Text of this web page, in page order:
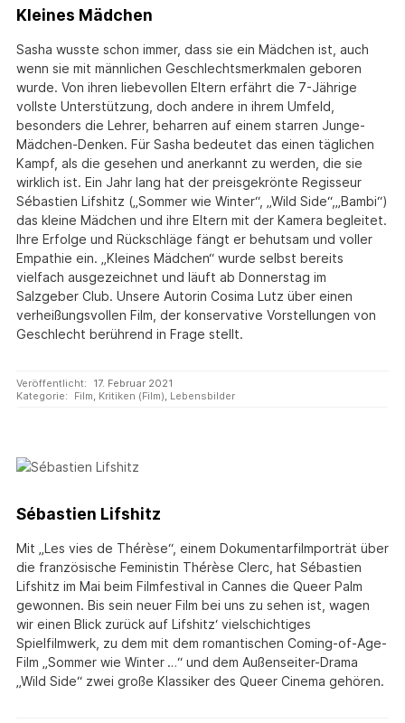
Kleines Mädchen
Sasha wusste schon immer, dass sie ein Mädchen ist, auch
wenn sie mit männlichen Geschlechtsmerkmalen geboren
wurde. Von ihren liebevollen Eltern erfährt die 7-Jährige
vollste Unterstützung, doch andere in ihrem Umfeld,
besonders die Lehrer, beharren auf einem starren Junge-
Mädchen-Denken. Für Sasha bedeutet das einen täglichen
Kampf, als die gesehen und anerkannt zu werden, die sie
wirklich ist. Ein Jahr lang hat der preisgekrönte Regisseur
Sébastien Lifshitz („Sommer wie Winter“, „Wild Side“,„Bambi“)
das kleine Mädchen und ihre Eltern mit der Kamera begleitet.
Ihre Erfolge und Rückschläge fängt er behutsam und voller
Empathie ein. „Kleines Mädchen“ wurde selbst bereits
vielfach ausgezeichnet und läuft ab Donnerstag im
Salzgeber Club. Unsere Autorin Cosima Lutz über einen
verheißungsvollen Film, der konservative Vorstellungen von
Geschlecht berührend in Frage stellt.
Veröffentlicht:
17. Februar 2021
Kategorie:
Film, Kritiken (Film), Lebensbilder
Sébastien Lifshitz
Mit „Les vies de Thérèse“, einem Dokumentarfilmporträt über
die französische Feministin Thérèse Clerc, hat Sébastien
Lifshitz im Mai beim Filmfestival in Cannes die Queer Palm
gewonnen. Bis sein neuer Film bei uns zu sehen ist, wagen
wir einen Blick zurück auf Lifshitz‘ vielschichtiges
Spielfilmwerk, zu dem mit dem romantischen Coming-of-Age-
Film „Sommer wie Winter …“ und dem Außenseiter-Drama
„Wild Side“ zwei große Klassiker des Queer Cinema gehören.